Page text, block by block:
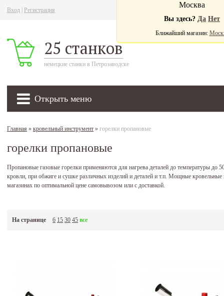
Вход Регистрация
25 станков
немецкие станки в Петрозаводске
Открыть меню
Москва
Вы здесь? Да Нет
Ближайший магазин:
Главная » кровельный инструмент » горелки пропановые
горелки пропановые
Пропановые газовые горелки применяются для нагрева деталей до температуры до
кровли, при обжиге и сушке различных изделий и деталей и т.п. Мощные
магазинах по оптимальной цене самовывозом или с доставкой.
На странице 6 15 30 45 все